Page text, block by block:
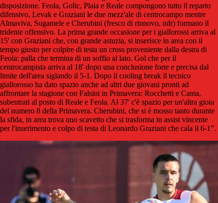
disposizione. Feola, Golic, Plaia e Reale compongono tutto il reparto
difensivo, Levak e Graziani le due mezz'ale di centrocampo mentre
Almaviva, Sugamele e Cherubini (fresco di rinnovo, ndr) formano il
tridente offensivo. La prima grande occasione per i giallorossi arriva al
15' con Graziani che, con grande astuzia, si inserisce in area con il
tempo giusto per colpire di testa un cross proveniente dalla destra di
Feola: palla che termina di un soffio al lato. Gol che per il
centrocampista arriva al 18' dopo una conclusione forte e precisa dal
limite dell'area siglando il 5-1. Dopo il cooling break il tecnico
giallorosso ha dato spazio anche ad altri due giovani pronti ad
affrontare la stagione con Falsini in Primavera: Rocchetti e Cama,
subentrati al posto di Reale e Feola. Al 37' c'è spazio per un'altra gioia
del numero 8 della Primavera. Cherubini, che si è mosso tanto durante
la sfida, in area trova uno scavetto che si trasforma in assist vincente
per l'inserimento e colpo di testa di Leonardo Graziani che cala il 6-1”.